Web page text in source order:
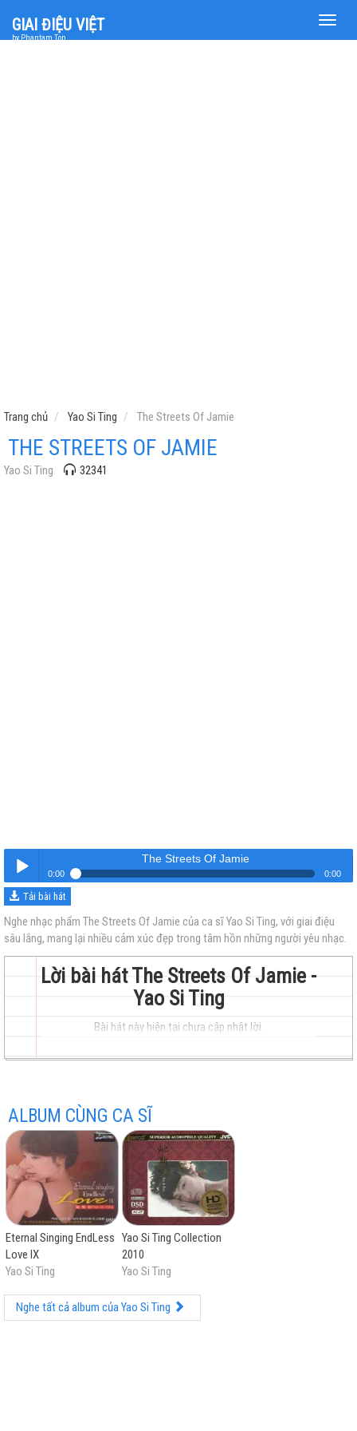
Toggle
GIAI ĐIỆU VIỆT
by Phantam Top
Trang chủ Yao Si Ting The Streets Of Jamie
THE STREETS OF JAMIE
Yao Si Ting 32341
Nghe
hay
nhất
The Streets Of Jamie
0:00 0:00
The Streets Of Jamie
Tải bài hát
Nghe nhạc phẩm The Streets Of Jamie của ca sĩ Yao Si Ting, với giai điệu
sâu lắng, mang lại nhiều cảm xúc đẹp trong tâm hồn những người yêu nhạc.
Lời bài hát The Streets Of Jamie -
Yao Si Ting
Bài hát này hiện tại chưa cập nhật lời.
ALBUM CÙNG CA SĨ
Eternal Singing EndLess
Love IX
Yao Si Ting
Yao Si Ting Collection
2010
Yao Si Ting
Nghe tất cả album của Yao Si Ting